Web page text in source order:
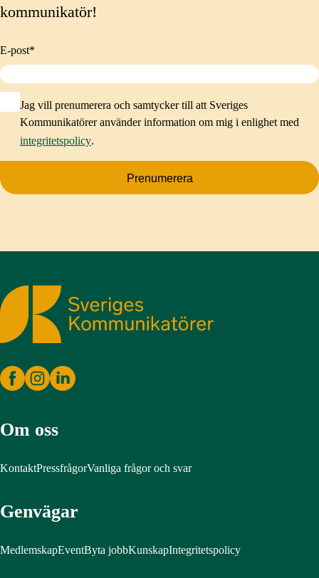
kommunikatör!
E-post*
Jag vill prenumerera och samtycker till att Sveriges
Kommunikatörer använder information om mig i enlighet med
integritetspolicy.
Prenumerera
Sveriges Kommunikatörer
Om oss
KontaktPressfrågorVanliga frågor och svar
Genvägar
MedlemskapEventByta jobbKunskapIntegritetspolicy